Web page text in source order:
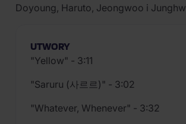
Doyoung, Haruto, Jeongwoo i
UTWORY
"Yellow" - 3:11
"Saruru (사르르)" - 3:02
"Whatever, Whenever" - 3:32